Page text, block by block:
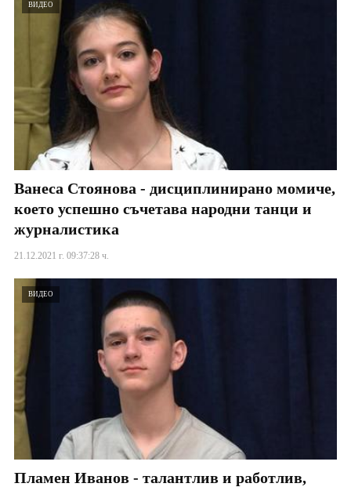
ВИДЕО
Ванеса Стоянова - дисциплинирано момиче,
което успешно съчетава народни танци и
журналистика
21.12.2021 г. 09:37:28 ч.
ВИДЕО
Пламен Иванов - талантлив и работлив,